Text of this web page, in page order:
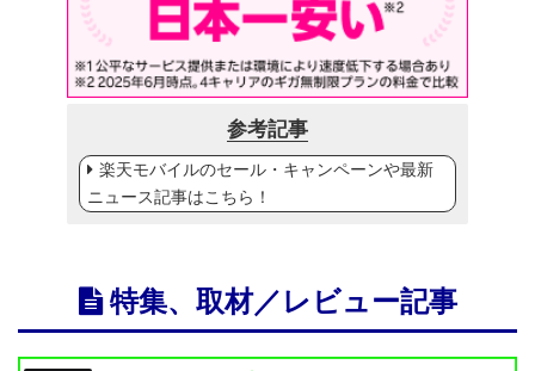
参考記事
楽天モバイルのセール・キャンペーンや最新
ニュース記事はこちら！
特集、取材／レビュー記事